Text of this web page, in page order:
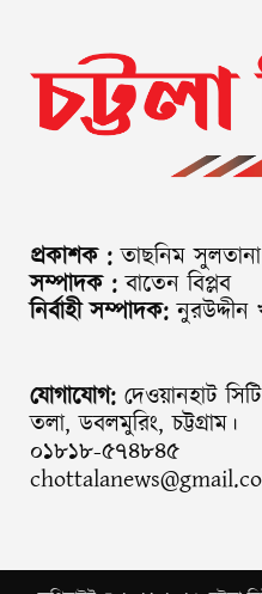
প্রকাশক : তাছনিম সুলতানা
সম্পাদক : বাতেন বিপ্লব
নির্বাহী সম্পাদক: নুরউদ্দীন
যোগাযোগ: দেওয়ানহাট
তলা, ডবলমুরিং, চট্টগ্রাম।
০১৮১৮-৫৭৪৮৪৫